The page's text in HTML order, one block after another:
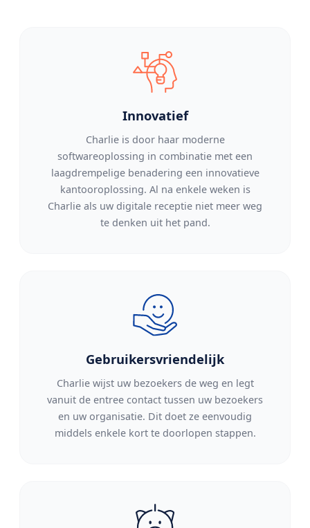
Innovatief
Charlie is door haar moderne
softwareoplossing in combinatie met een
laagdrempelige benadering een innovatieve
kantooroplossing. Al na enkele weken is
Charlie als uw digitale receptie niet meer weg
te denken uit het pand.
Gebruikersvriendelijk
Charlie wijst uw bezoekers de weg en legt
vanuit de entree contact tussen uw bezoekers
en uw organisatie. Dit doet ze eenvoudig
middels enkele kort te doorlopen stappen.